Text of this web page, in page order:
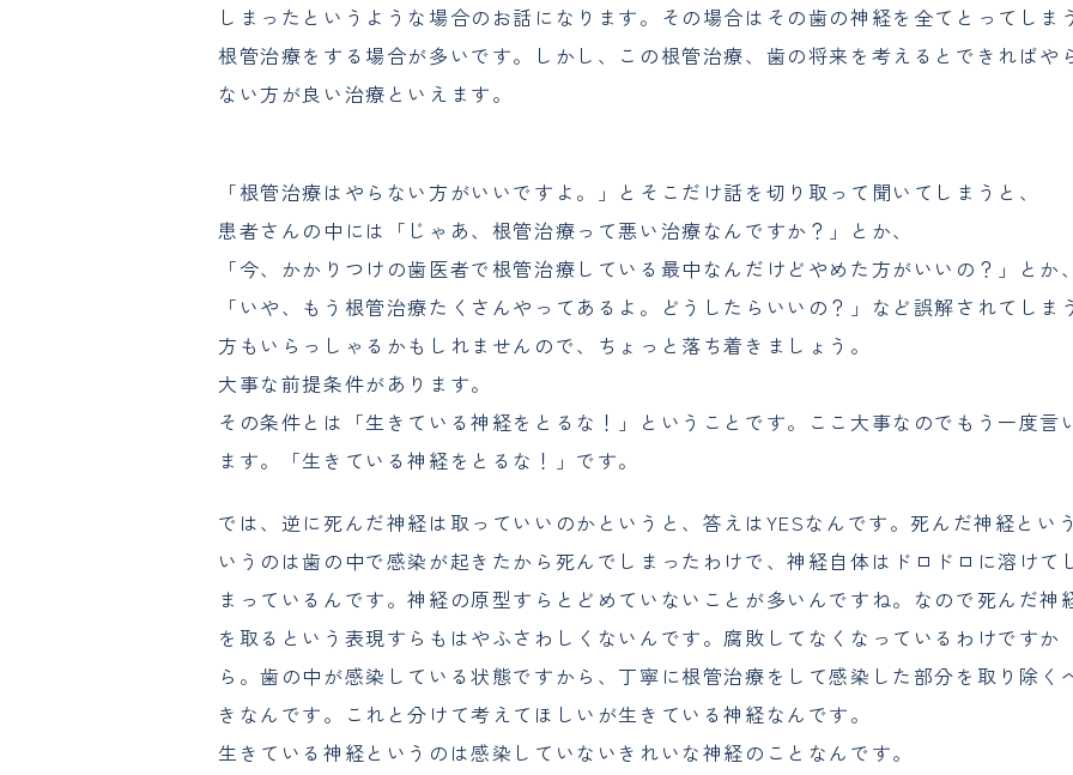
しまったというような場合のお話になります。その場合はその歯の神経を全てとってしまう
根管治療をする場合が多いです。しかし、この根管治療、歯の将来を考えるとできればや
ない方が良い治療といえます。
「根管治療はやらない方がいいですよ。」とそこだけ話を切り取って聞いてしまうと、
患者さんの中には「じゃあ、根管治療って悪い治療なんですか？」とか、
「今、かかりつけの歯医者で根管治療している最中なんだけどやめた方がいいの？」とか、
「いや、もう根管治療たくさんやってあるよ。どうしたらいいの？」など誤解されてしまう
方もいらっしゃるかもしれませんので、ちょっと落ち着きましょう。
大事な前提条件があります。
その条件とは「生きている神経をとるな！」ということです。ここ大事なのでもう一度言
ます。「生きている神経をとるな！」です。
では、逆に死んだ神経は取っていいのかというと、答えはYESなんです。死んだ神経という
いうのは歯の中で感染が起きたから死んでしまったわけで、神経自体はドロドロに溶けて
まっているんです。神経の原型すらとどめていないことが多いんですね。なので死んだ神
を取るという表現すらもはやふさわしくないんです。腐敗してなくなっているわけですか
ら。歯の中が感染している状態ですから、丁寧に根管治療をして感染した部分を取り除く
きなんです。これと分けて考えてほしいが生きている神経なんです。
生きている神経というのは感染していないきれいな神経のことなんです。